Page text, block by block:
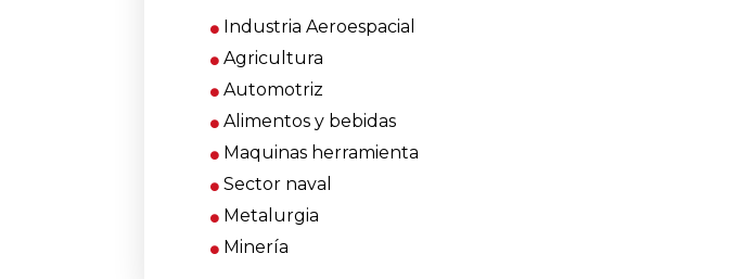
Industria Aeroespacial
Agricultura
Automotriz
Alimentos y bebidas
Maquinas herramienta
Sector naval
Metalurgia
Minería